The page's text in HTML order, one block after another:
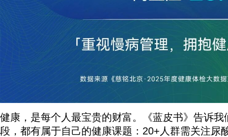
健康，是每个人最宝贵的财富。《蓝皮书》告诉我
段，都有属于自己的健康课题：20+人群需关注尿